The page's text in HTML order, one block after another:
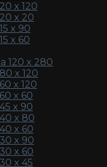
x 120
x 20
x 90
x 60
120 x 280
x 120
x 120
x 60
x 90
x 80
x 60
x 90
x 60
x 45